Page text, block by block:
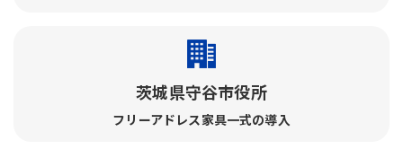
茨城県守谷市役所
フリーアドレス家具一式の導入